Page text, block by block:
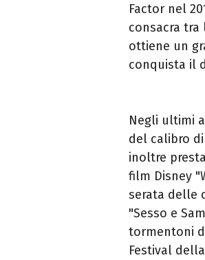
Factor nel
consacra tra
ottiene un
conquista il
Negli ultimi
del calibro di
inoltre
film Disney
serata delle
"Sesso e
tormentoni
Festival